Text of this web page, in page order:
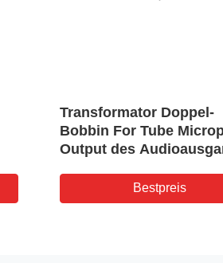
Transformator Doppel-
Bobbin For Tube
Output des
Bestpreis